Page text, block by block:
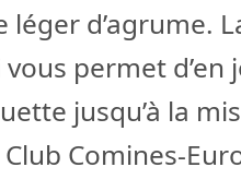
léger d’agrume.
permet d’en
jusqu’à la
Comines-